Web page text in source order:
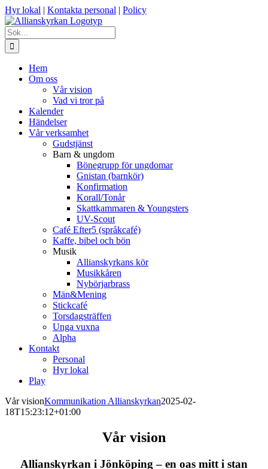
Fortsätt
till
innehållet
Hyr lokal | Kontakta personal | Policy
Sök
efter:
Hem
Om oss
Vår vision
Vad vi tror på
Kalender
Händelser
Vår verksamhet
Gudstjänst
Barn & ungdom
Bönegrupp för ungdomar
Gnistan (barnkör)
Konfirmation
Korall/Tonår
Skattkammaren & Youngsters
UV-Scout
Café Efter5 (språkcafé)
Kaffe, bibel och bön
Musik
Allianskyrkans kör
Musikkåren
Nybörjarbrass
Män&Mening
Stickcafé
Torsdagsträffen
Unga vuxna
Alpha
Kontakt
Personal
Hyr lokal
Play
Vår visionKommunikation Allianskyrkan2025-02-
18T15:23:12+01:00
Vår vision
Allianskyrkan i Jönköping – en oas mitt i stan